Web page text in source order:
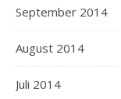
September 2014
August 2014
Juli 2014